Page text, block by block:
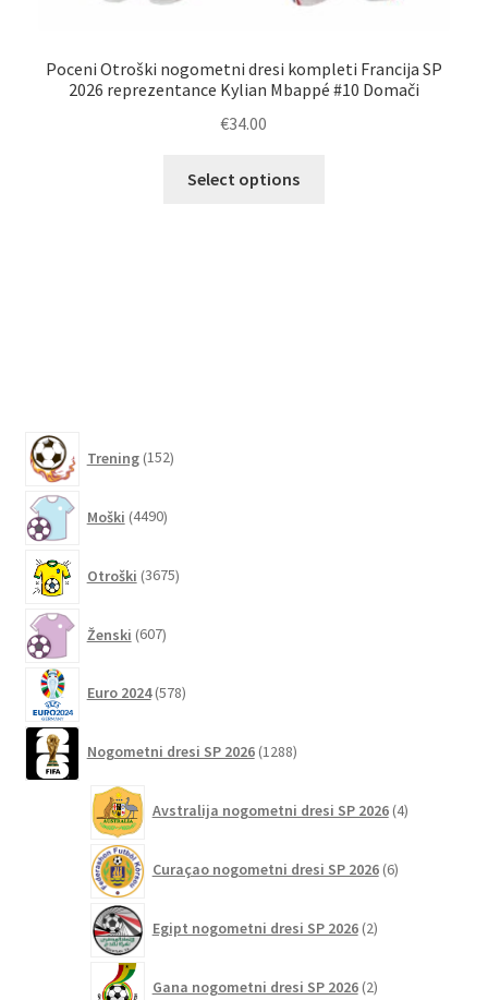
Poceni Otroški nogometni dresi kompleti Francija SP
2026 reprezentance Kylian Mbappé #10 Domači
€34.00
Select options
Trening 152izdelkov
Moški 4490izdelkov
Otroški 3675izdelkov
Ženski 607izdelkov
Euro 2024 578izdelkov
Nogometni dresi SP 2026 1288izdelkov
Avstralija nogometni dresi SP 2026 4izdelki
Curaçao nogometni dresi SP 2026 6izdelkov
Egipt nogometni dresi SP 2026 2izdelka
Gana nogometni dresi SP 2026 2